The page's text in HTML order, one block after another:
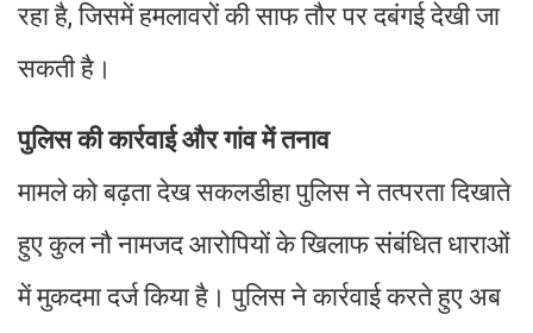
रहा है, जिसमें हमलावरों की साफ तौर पर दबंगई देखी जा
सकती है।
पुलिस की कार्रवाई और गांव में तनाव
मामले को बढ़ता देख सकलडीहा पुलिस ने तत्परता दिखाते
हुए कुल नौ नामजद आरोपियों के खिलाफ संबंधित धाराओं
में मुकदमा दर्ज किया है। पुलिस ने कार्रवाई करते हुए अब